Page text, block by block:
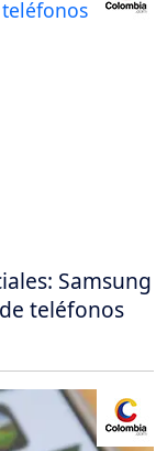
Samsung
teléfonos